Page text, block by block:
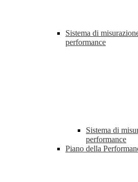
Sistema di
performance
Sistema di
performance
Piano della